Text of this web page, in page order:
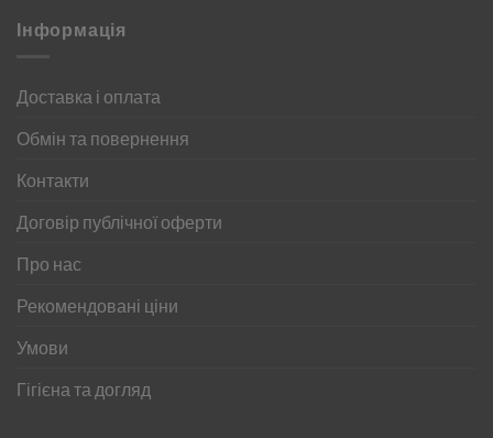
Інформація
Доставка і оплата
Обмін та повернення
Контакти
Договір публічної оферти
Про нас
Рекомендовані ціни
Умови
Гігієна та догляд